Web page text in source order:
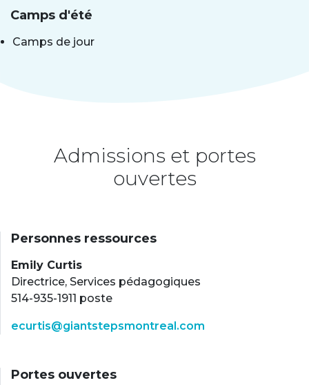
Camps d'été
Camps de jour
Admissions et portes
ouvertes
Personnes ressources
Emily Curtis
Directrice, Services pédagogiques
514-935-1911 poste
ecurtis@giantstepsmontreal.com
Portes ouvertes